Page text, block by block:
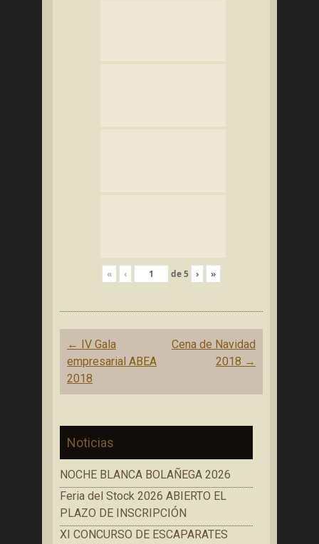
« ‹ de5 › »
Navegación
de
entradas
← IV Gala
empresarial ABEA
2018
Cena de Navidad
2018 →
Noticias
NOCHE BLANCA BOLAÑEGA 2026
Feria del Stock 2026 ABIERTO EL
PLAZO DE INSCRIPCIÓN
XI CONCURSO DE ESCAPARATES